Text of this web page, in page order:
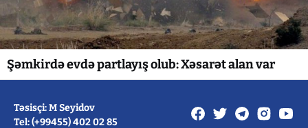
Şəmkirdə evdə partlayış olub: Xəsarət alan var
Təsisçi: M Seyidov
Tel: (+99455) 402 02 85